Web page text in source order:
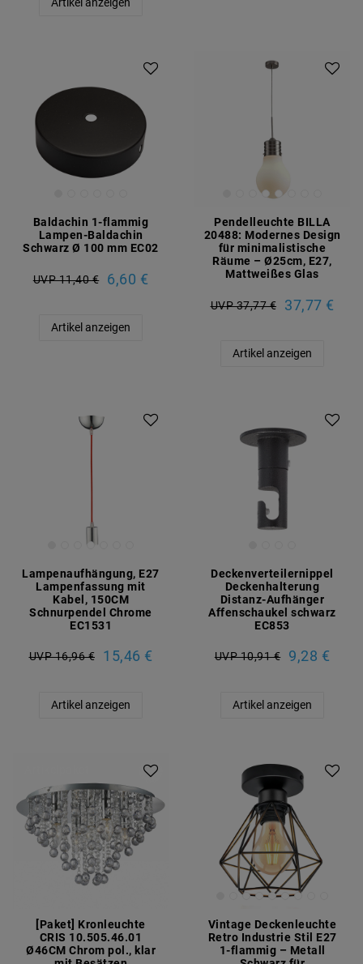
Baldachin 1-flammig
Lampen-Baldachin
Schwarz Ø 100 mm EC02
UVP 11,40 € 6,60 €
Artikel anzeigen
Pendelleuchte BILLA
20488: Modernes Design
für minimalistische
Räume – Ø25cm, E27,
Mattweißes Glas
UVP 37,77 € 37,77 €
Artikel anzeigen
Lampenaufhängung, E27
Lampenfassung mit
Kabel, 150CM
Schnurpendel Chrome
EC1531
UVP 16,96 € 15,46 €
Artikel anzeigen
Deckenverteilernippel
Deckenhalterung
Distanz-Aufhänger
Affenschaukel schwarz
EC853
UVP 10,91 € 9,28 €
Artikel anzeigen
[Paket] Kronleuchte
CRIS 10.505.46.01
Ø46CM Chrom pol., klar
Vintage Deckenleuchte
Retro Industrie Stil E27
1-flammig – Metall